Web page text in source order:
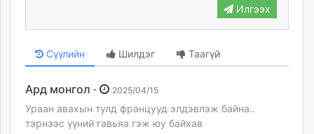
Илгээх
Сүүлийн Шилдэг Таагүй
Ард монгол · 2025/04/15
Ураан авахын тулд францууд элдэвлэж байна..
тэрнээс үүний гавьяа гэж юу байхав